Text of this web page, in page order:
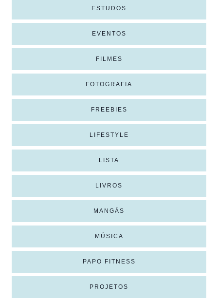
ESTUDOS
EVENTOS
FILMES
FOTOGRAFIA
FREEBIES
LIFESTYLE
LISTA
LIVROS
MANGÁS
MÚSICA
PAPO FITNESS
PROJETOS